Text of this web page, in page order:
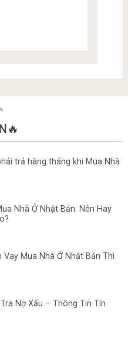
trả hàng tháng khi Mua Nhà
Nhà Ở Nhật Bản: Nên Hay
Mua Nhà Ở Nhật Bản Thì
Nợ Xấu – Thông Tin Tín